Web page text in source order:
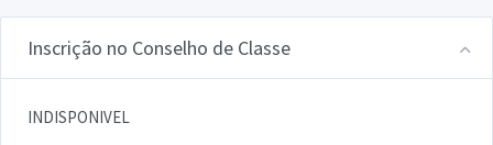
Inscrição no Conselho de Classe
INDISPONIVEL